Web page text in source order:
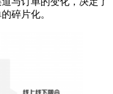
碎片化。